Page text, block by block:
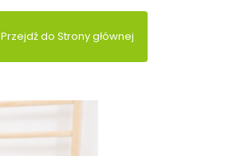
Przejdź do Strony głównej